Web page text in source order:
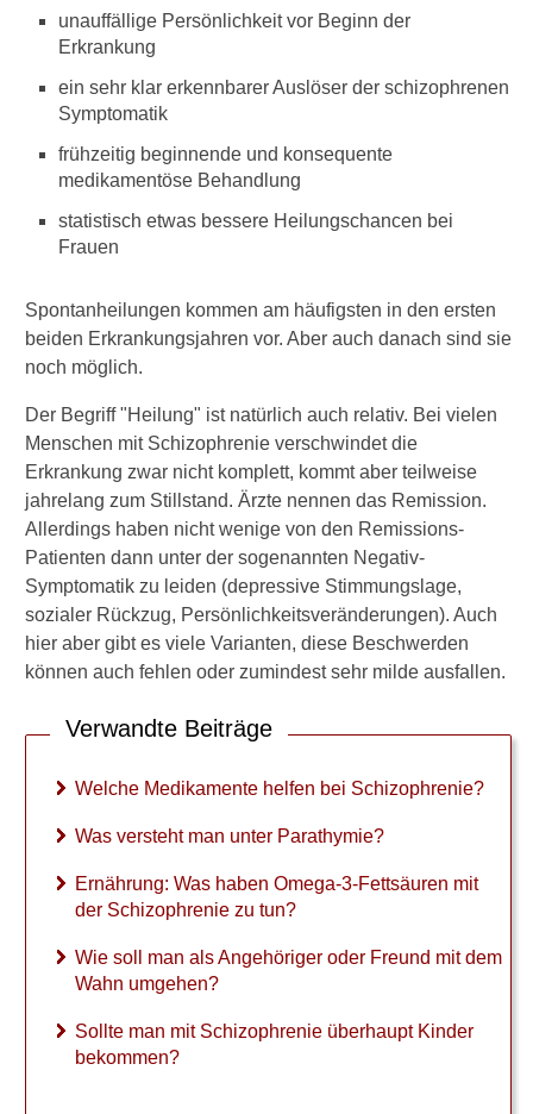
unauffällige Persönlichkeit vor Beginn der
Erkrankung
ein sehr klar erkennbarer Auslöser der schizophrenen
Symptomatik
frühzeitig beginnende und konsequente
medikamentöse Behandlung
statistisch etwas bessere Heilungschancen bei
Frauen
Spontanheilungen kommen am häufigsten in den ersten
beiden Erkrankungsjahren vor. Aber auch danach sind sie
noch möglich.
Der Begriff "Heilung" ist natürlich auch relativ. Bei vielen
Menschen mit Schizophrenie verschwindet die
Erkrankung zwar nicht komplett, kommt aber teilweise
jahrelang zum Stillstand. Ärzte nennen das Remission.
Allerdings haben nicht wenige von den Remissions-
Patienten dann unter der sogenannten Negativ-
Symptomatik zu leiden (depressive Stimmungslage,
sozialer Rückzug, Persönlichkeitsveränderungen). Auch
hier aber gibt es viele Varianten, diese Beschwerden
können auch fehlen oder zumindest sehr milde ausfallen.
Verwandte Beiträge
Welche Medikamente helfen bei Schizophrenie?
Was versteht man unter Parathymie?
Ernährung: Was haben Omega-3-Fettsäuren mit
der Schizophrenie zu tun?
Wie soll man als Angehöriger oder Freund mit dem
Wahn umgehen?
Sollte man mit Schizophrenie überhaupt Kinder
bekommen?
Weg zur Diagnose
Test
Behandlung im Überblick
Ambulant oder stationär
Nebenwirkungen der
Psychotherapie
Soziotherapie
Elektrokrampftherapie
Alternativtherapie
Cannabidiol gegen
Schizophrenie?
Leben mit Schizophrenie
Rauchen und Schizophrenie
Normaler Beruf möglich?
Wissenswertes für Familie
schizophren ist?
Kranken
Schizophrenie gefährlich?